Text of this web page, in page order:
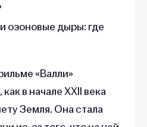
озоновые дыры: где
«Валли»
в начале XXII века
Земля. Она стала